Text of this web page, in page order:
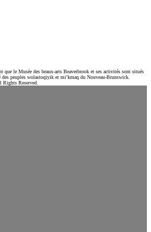
que le Musée des beaux-arts Beaverbrook et ses activités sont situés
peuples wolastoqiyik et mi’kmaq du Nouveau-Brunswick.
Reserved.